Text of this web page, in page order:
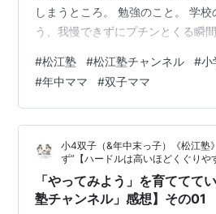
しまうところ。 勉強のこと。 学校
う、我慢できずにプチンとくる瞬
と、なるよなーはわかる。 わかる
ら、やってくれ～」なんていう時
て、わかるけれど、制御できない
ろ、自分のコントロールを考えて
YouTubeを拝見していて、 「そう
ー！」と思っ…
#松江塾 #松江塾チャンネル #小
#年中ママ #双子ママ
小4双子（&年中末っ子）《松江塾
ず”【ハードルは高いほどくぐりや
「やってみよう」を育ててて
塾チャンネル」感想】その01